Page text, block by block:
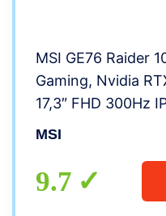
MSI GE76 Raider
Gaming, Nvidia
17,3″ FHD 300Hz
32GB RAM DDR4,
ITA]
MSI
9.7